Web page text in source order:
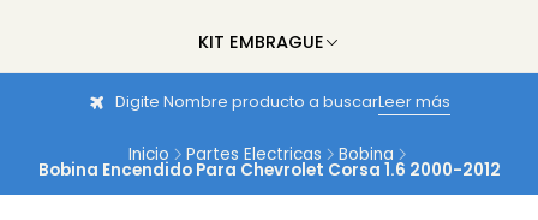
KIT EMBRAGUE
Digite Nombre producto a buscarLeer más
Inicio Partes Electricas Bobina
Bobina Encendido Para Chevrolet Corsa 1.6 2000-2012